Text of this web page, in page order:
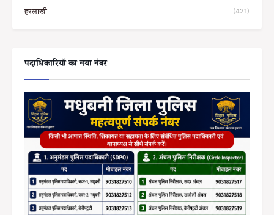
हरलाखी (421)
पदाधिकारियों का नया नंबर